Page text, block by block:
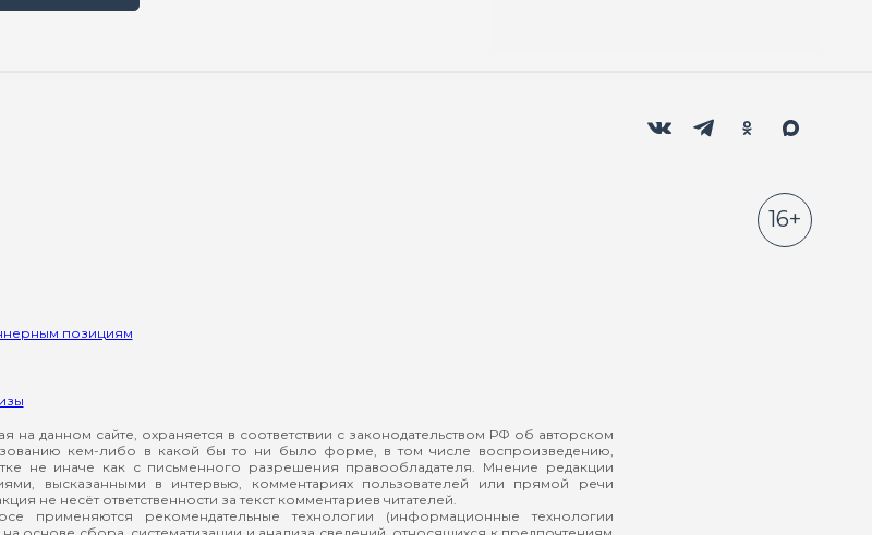
позициям
данном сайте, охраняется в соответствии с законодательством РФ об авторском
кем-либо в какой бы то ни было форме, в том числе воспроизведению,
не иначе как с письменного разрешения правообладателя. Мнение редакции
высказанными в интервью, комментариях пользователей или прямой речи
не несёт ответственности за текст комментариев читателей.
применяются рекомендательные технологии (информационные технологии
16+